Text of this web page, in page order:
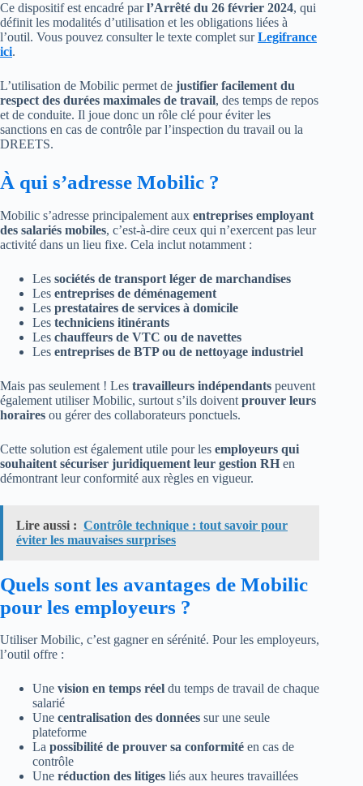
Ce dispositif est encadré parl’Arrêté du 26 février 2024, qui
définit les modalités d’utilisation et les obligations liées à
l’outil. Vous pouvez consulter le texte complet surLegifrance
ici.
L’utilisation de Mobilic permet de justifier facilement du
respect des durées maximales de travail, des temps de repos
et de conduite. Il joue donc un rôle clé pour éviter les
sanctions en cas de contrôle par l’inspection du travail ou la
DREETS.
À qui s’adresse Mobilic ?
Mobilic s’adresse principalement aux entreprises employant
des salariés mobiles, c’est-à-dire ceux qui n’exercent pas leur
activité dans un lieu fixe. Cela inclut notamment :
Les sociétés de transport léger de marchandises
Les entreprises de déménagement
Les prestataires de services à domicile
Les techniciens itinérants
Les chauffeurs de VTC ou de navettes
Les entreprises de BTP ou de nettoyage industriel
Mais pas seulement ! Les travailleurs indépendants peuvent
également utiliser Mobilic, surtout s’ils doivent prouver leurs
horaires ou gérer des collaborateurs ponctuels.
Cette solution est également utile pour les employeurs qui
souhaitent sécuriser juridiquement leur gestion RH en
démontrant leur conformité aux règles en vigueur.
Lire aussi : Contrôle technique : tout savoir pour
éviter les mauvaises surprises
Quels sont les avantages de Mobilic
pour les employeurs ?
Utiliser Mobilic, c’est gagner en sérénité. Pour les employeurs,
l’outil offre :
Une vision en temps réel du temps de travail de chaque
salarié
Une centralisation des données sur une seule
plateforme
La possibilité de prouver sa conformité en cas de
contrôle
Une réduction des litiges liés aux heures travaillées